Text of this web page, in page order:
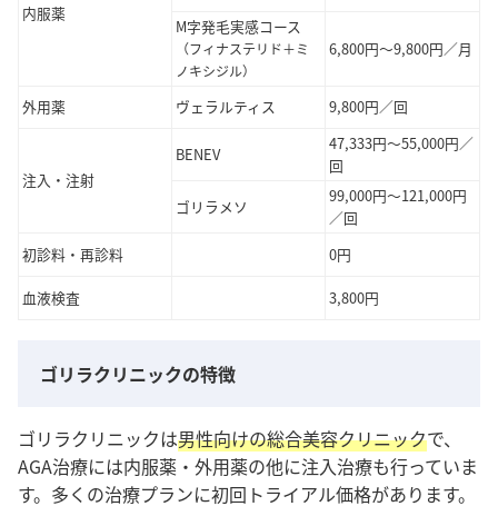
内服薬
M字発毛実感コース
（フィナステリド＋ミ
ノキシジル）
6,800円～9,800円／月
外用薬 ヴェラルティス 9,800円／回
注入・注射
BENEV
47,333円～55,000円／
回
ゴリラメソ
99,000円～121,000円
／回
初診料・再診料
0円
血液検査 3,800円
ゴリラクリニックの特徴
ゴリラクリニックは男性向けの総合美容クリニックで、
AGA治療には内服薬・外用薬の他に注入治療も行っていま
す。多くの治療プランに初回トライアル価格があります。